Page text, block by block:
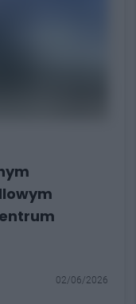
02/06/2026